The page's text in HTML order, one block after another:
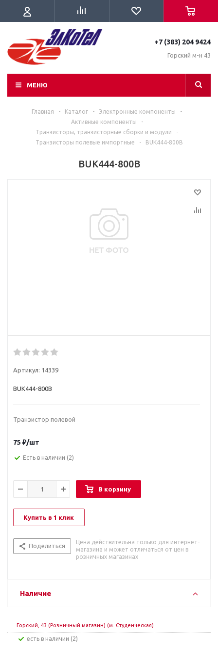
+7 (383) 204 9424
Горский м-н 43
МЕНЮ
Главная - Каталог - Электронные компоненты
-
Активные компоненты
-
Транзисторы, транзисторные сборки и модули
-
Транзисторы полевые импортные
- BUK444-800B
BUK444-800B
Артикул: 14339
BUK444-800B
Транзистор полевой
75 ₽/шт
Есть в наличии (2)
В корзину
Купить в 1 клик
Поделиться
Цена действительна только для интернет-
магазина и может отличаться от цен в
розничных магазинах
Наличие
Горский, 43 (Розничный магазин) (м. Студенческая)
Есть в наличии (2)